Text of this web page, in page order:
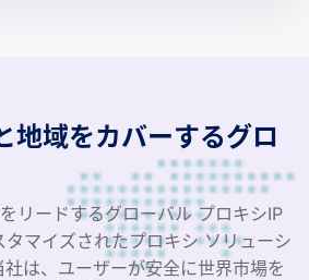
地域をカバーするグロ
リードするグローバル プロキシIP
タマイズされたプロキシ ソリューシ
社は、ユーザーが安全に世界市場を